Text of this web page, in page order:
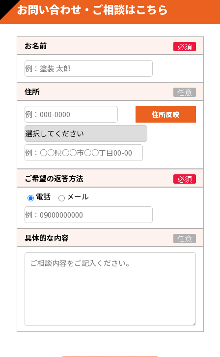
お問い合わせ・ご相談はこちら
お名前 必須
住所 任意
ご希望の返答方法
必須
電話
メール
具体的な内容 任意